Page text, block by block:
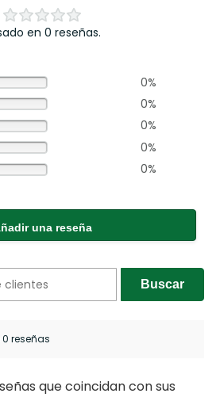
en 0 reseñas.
0%
0%
0%
0%
0%
una reseña
Buscar
reseñas
que coincidan con sus